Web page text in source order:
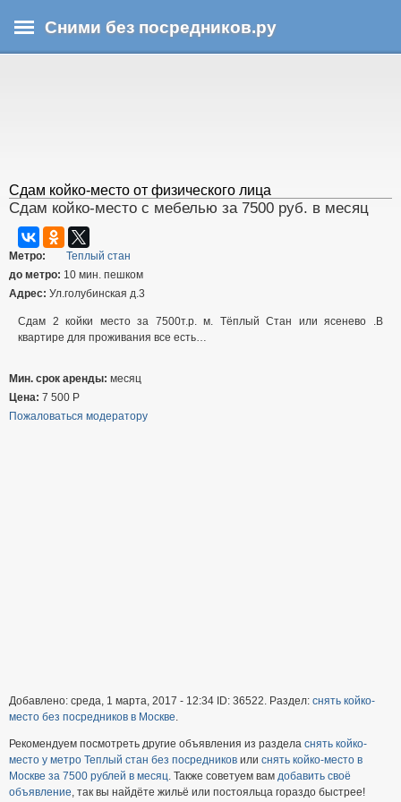
к
основному
Сними без посредников.ру
Сдам койко-место от физического лица
Сдам койко-место с мебелью за 7500 руб. в месяц
Метро:
Теплый стан
до метро: 10 мин. пешком
Адрес: Ул.голубинская д.3
Сдам 2 койки место за 7500т.р. м. Тёплый Стан или ясенево .В
квартире для проживания все есть…
Мин. срок аренды: месяц
Цена: 7 500 Р
Пожаловаться модератору
Добавлено: среда, 1 марта, 2017 - 12:34 ID: 36522. Раздел: снять койко-
место без посредников в Москве.
Рекомендуем посмотреть другие объявления из раздела снять койко-
место у метро Теплый стан без посредников или снять койко-место в
Москве за 7500 рублей в месяц. Также советуем вам добавить своё
объявление, так вы найдёте жильё или постояльца гораздо быстрее!